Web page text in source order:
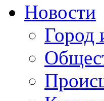
Новости
Город